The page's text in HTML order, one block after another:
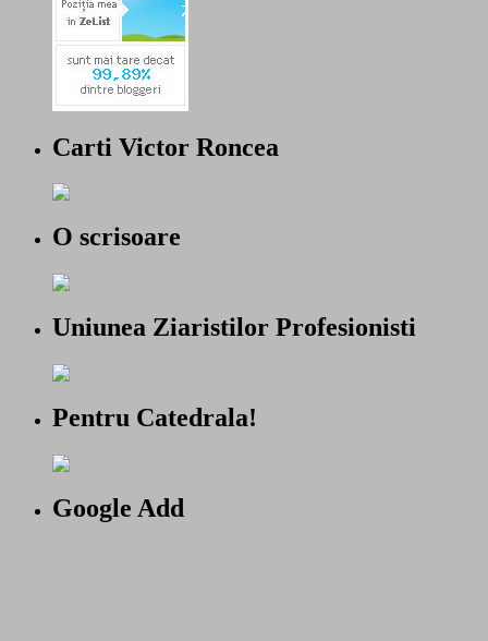
Carti Victor Roncea
O scrisoare
Uniunea Ziaristilor Profesionisti
Pentru Catedrala!
Google Add